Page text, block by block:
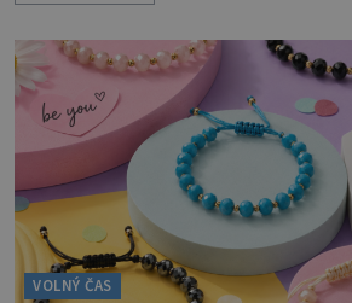
působit stejně stylově jako
současně nabídnout
funkce pro péči o zdraví i
Elegantní design, tenké
materiály a
VOLNÝ ČAS